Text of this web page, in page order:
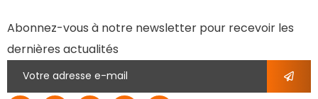
Abonnez-vous à notre newsletter pour recevoir les
dernières actualités